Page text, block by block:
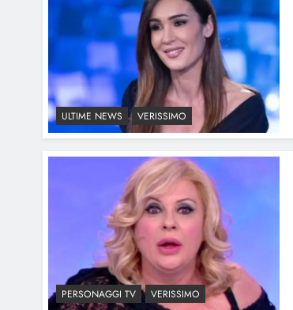
ULTIME NEWS VERISSIMO
PERSONAGGI TV VERISSIMO